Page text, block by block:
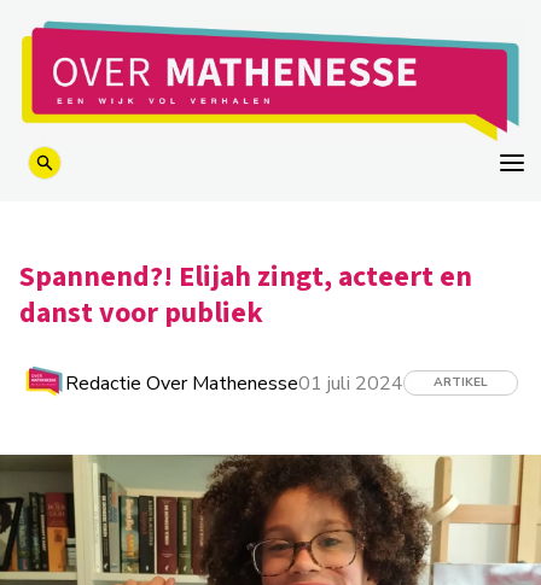
Spannend?! Elijah zingt, acteert en
danst voor publiek
Redactie Over Mathenesse01 juli 2024 ARTIKEL